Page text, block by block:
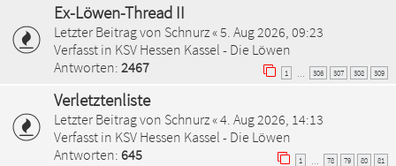
Ex-Löwen-Thread II
Letzter Beitrag von Schnurz«5. Aug 2026, 09:23
Verfasst in KSV Hessen Kassel - Die Löwen
Antworten: 2467 1 306 307 308 309
Verletztenliste
Letzter Beitrag von Schnurz«4. Aug 2026, 14:13
Verfasst in KSV Hessen Kassel - Die Löwen
Antworten: 645 1 78 79 80 81